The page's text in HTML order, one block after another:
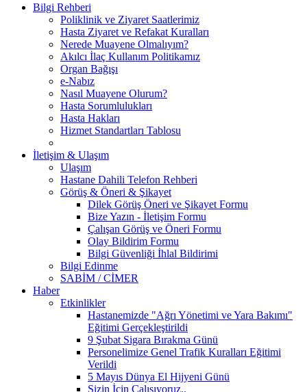
Bilgi Rehberi
Poliklinik ve Ziyaret Saatlerimiz
Hasta Ziyaret ve Refakat Kuralları
Nerede Muayene Olmalıyım?
Akılcı İlaç Kullanım Politikamız
Organ Bağışı
e-Nabız
Nasıl Muayene Olurum?
Hasta Sorumlulukları
Hasta Hakları
Hizmet Standartları Tablosu
İletişim & Ulaşım
Ulaşım
Hastane Dahili Telefon Rehberi
Görüş & Öneri & Şikayet
Dilek Görüş Öneri ve Şikayet Formu
Bize Yazın - İletişim Formu
Çalışan Görüş ve Öneri Formu
Olay Bildirim Formu
Bilgi Güvenliği İhlal Bildirimi
Bilgi Edinme
SABİM / CİMER
Haber
Etkinlikler
Hastanemizde "Ağrı Yönetimi ve Yara Bakımı"
Eğitimi Gerçekleştirildi
9 Şubat Sigara Bırakma Günü
Personelimize Genel Trafik Kuralları Eğitimi
Verildi
5 Mayıs Dünya El Hijyeni Günü
Sizin İçin Çalışıyoruz..